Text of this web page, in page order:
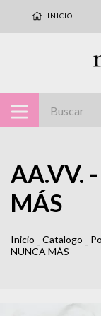
INICIO
AA.VV.
MÁS
Inicio - Catalogo -
NUNCA MÁS